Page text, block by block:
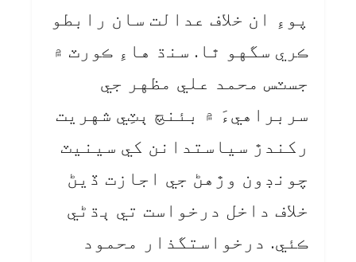
پوءِ ان خلاف عدالت سان رابطو
ڪري سگهو ٿا. سنڌ هاءِ ڪورٽ ۾
جسٽس محمد علي مظهر جي
سربراهيءَ ۾ بئنچ ٻٽِي شهريت
رکندڙ سياستدانن کي سينيٽ
چونڊون وڙهڻ جي اجازت ڏيڻ
خلاف داخل درخواست تي ٻڌڻي
ڪئي. درخواستگذار محمود